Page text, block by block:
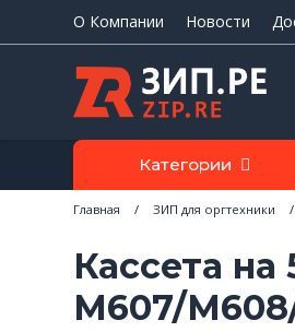
О Компании Новости
Категории
Главная / ЗИП для оргтехники /
Кассета
M607/